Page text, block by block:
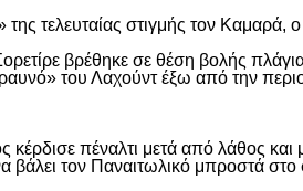
τελευταίας στιγμής τον Καμαρά,
βρέθηκε σε θέση βολής
του Λαχούντ έξω από την
πέναλτι μετά από λάθος και
βάλει τον Παναιτωλικό μπροστά